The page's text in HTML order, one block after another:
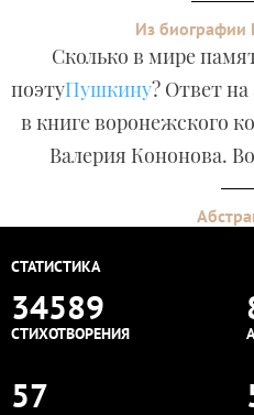
Из биографии
Сколько в мире
поэтуПушкину? Ответ
в книге воронежского
Валерия Кононова.
СТАТИСТИКА
34589
СТИХОТВОРЕНИЯ
57